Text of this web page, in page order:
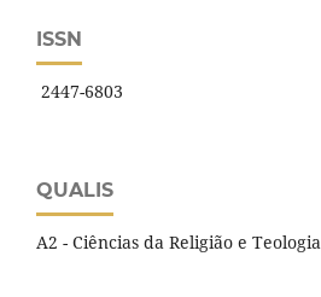
ISSN
2447-6803
QUALIS
A2 - Ciências da Religião e Teologia